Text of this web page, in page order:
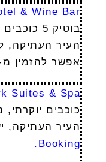
& Wine Bar
בוטיק 5
העיר העתיקה,
אפשר להזמין
Suites & Spa
כוכבים
העיר העתיקה,
Booking
.